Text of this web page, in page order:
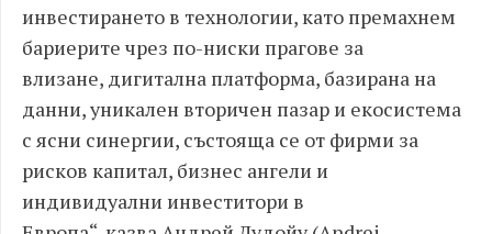
инвестирането в технологии, като премахнем
бариерите чрез по-ниски прагове за
влизане, дигитална платформа, базирана на
данни,уникален вторичен пазар и екосистема
с ясни синергии, състояща се от фирми за
рисков капитал, бизнес ангели и
индивидуални инвеститори в